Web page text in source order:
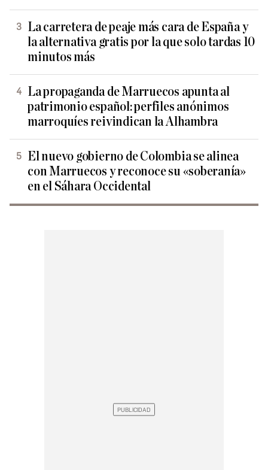
La carretera de peaje más cara de España y
la alternativa gratis por la que solo tardas 10
minutos más
La propaganda de Marruecos apunta al
patrimonio español: perfiles anónimos
marroquíes reivindican la Alhambra
El nuevo gobierno de Colombia se alinea
con Marruecos y reconoce su «soberanía»
en el Sáhara Occidental